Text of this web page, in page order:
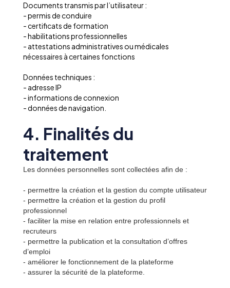
Documents transmis par l’utilisateur :
- permis de conduire
- certificats de formation
- habilitations professionnelles
- attestations administratives ou médicales
nécessaires à certaines fonctions
Données techniques :
- adresse IP
- informations de connexion
- données de navigation.
4. Finalités du
traitement
Les données personnelles sont collectées afin de :
- permettre la création et la gestion du compte utilisateur
- permettre la création et la gestion du profil
professionnel
- faciliter la mise en relation entre professionnels et
recruteurs
- permettre la publication et la consultation d’offres
d’emploi
- améliorer le fonctionnement de la plateforme
- assurer la sécurité de la plateforme.